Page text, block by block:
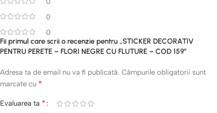
0
0
Fii primul care scrii o recenzie pentru „STICKER DECORATIV
PENTRU PERETE – FLORI NEGRE CU FLUTURE – COD 159”
Adresa ta de email nu va fi publicată. Câmpurile obligatorii sunt
marcate cu *
Evaluarea ta *